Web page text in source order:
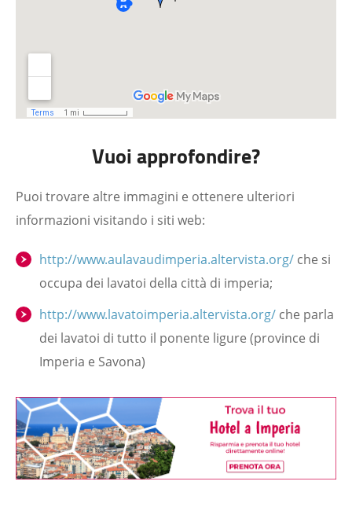
Vuoi approfondire?
Puoi trovare altre immagini e ottenere ulteriori
informazioni visitando i siti web:
http://www.aulavaudimperia.altervista.org/ che si
occupa dei lavatoi della città di imperia;
http://www.lavatoimperia.altervista.org/ che parla
dei lavatoi di tutto il ponente ligure (province di
Imperia e Savona)